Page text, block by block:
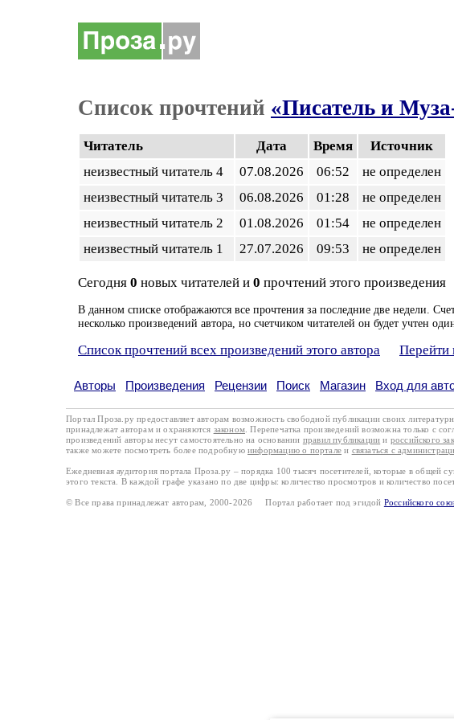
Список прочтений «Писатель и
Читатель Дата Время
Источник
неизвестный читатель 4
07.08.2026 06:52
не определен
неизвестный читатель 3
06.08.2026 01:28
не определен
неизвестный читатель 2
01.08.2026 01:54
не определен
неизвестный читатель 1
27.07.2026 09:53 не определен
Сегодня 0 новых читателей и 0 прочтений этого произведения
В данном списке отображаются все прочтения за последние две недели.
несколько произведений автора, но счетчиком читателей он будет учтен
Список прочтений всех произведений этого автора Перейти
Авторы Произведения Рецензии Поиск Магазин Вход для
Портал Проза.ру предоставляет авторам возможность свободной публикации своих
принадлежат авторам и охраняются законом . Перепечатка произведений возможна только с
произведений авторы несут самостоятельно на основании правил публикации и российского
также можете посмотреть более подробную информацию о портале и связаться с
Ежедневная аудитория портала Проза.ру – порядка 100 тысяч посетителей, которые в общей
этого текста. В каждой графе указано по две цифры: количество просмотров и количество
© Все права принадлежат авторам, 2000-2026 Портал работает под эгидой Российского